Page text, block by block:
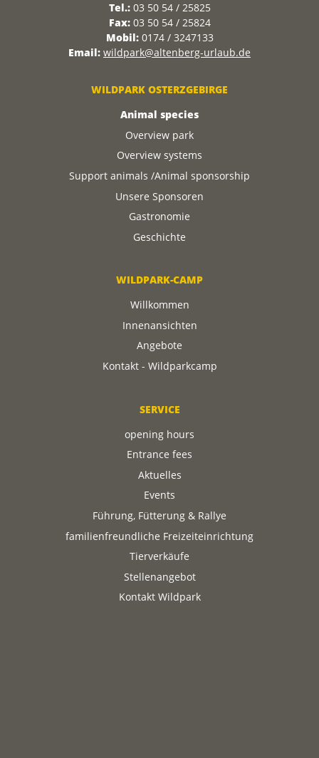
Tel.:03 50 54 / 25825
Fax:03 50 54 / 25824
Mobil:0174 / 3247133
Email: wildpark@altenberg-urlaub.de
WILDPARK OSTERZGEBIRGE
Animal species
Overview park
Overview systems
Support animals /Animal sponsorship
Unsere Sponsoren
Gastronomie
Geschichte
WILDPARK-CAMP
Willkommen
Innenansichten
Angebote
Kontakt - Wildparkcamp
SERVICE
opening hours
Entrance fees
Aktuelles
Events
Führung, Fütterung & Rallye
familienfreundliche Freizeiteinrichtung
Tierverkäufe
Stellenangebot
Kontakt Wildpark